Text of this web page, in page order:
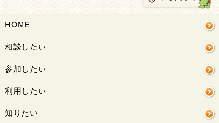
HOME
相談したい
参加したい
利用したい
知りたい